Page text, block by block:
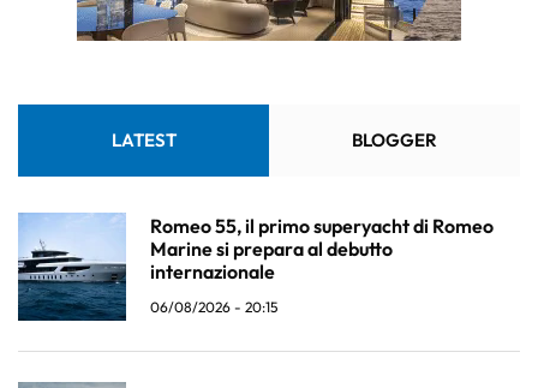
LATEST BLOGGER
Romeo 55, il primo superyacht di Romeo
Marine si prepara al debutto
internazionale
06/08/2026 - 20:15